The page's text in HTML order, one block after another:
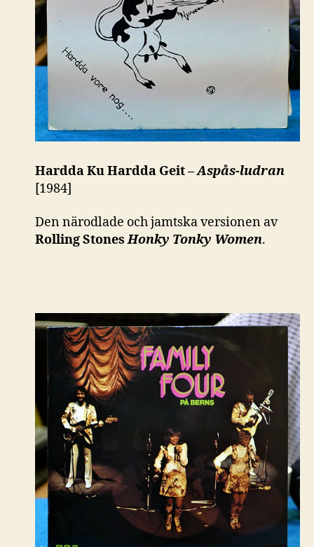
Hardda Ku Hardda Geit –Aspås-ludran
[1984]
Den närodlade och jamtska versionen av
Rolling Stones Honky Tonky Women.